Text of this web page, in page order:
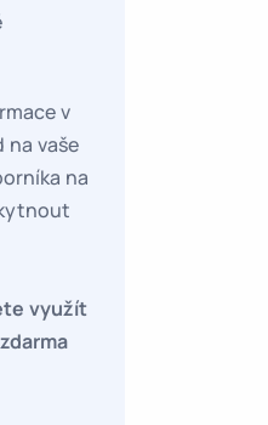
v
na vaše
na
využít